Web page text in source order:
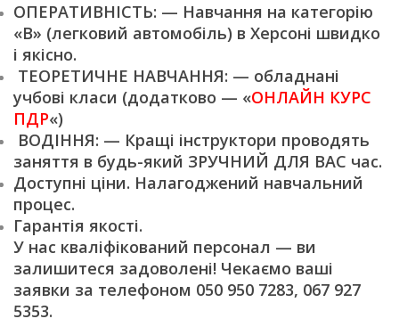
ОПЕРАТИВНІСТЬ: — Навчання на категорію
«В» (легковий автомобіль) в Херсоні швидко
і якісно.
ТЕОРЕТИЧНЕ НАВЧАННЯ: — обладнані
учбові класи (додатково — «ОНЛАЙН КУРС
ПДР«)
ВОДІННЯ: — Кращі інструктори проводять
заняття в будь-який ЗРУЧНИЙ ДЛЯ ВАС час.
Доступні ціни. Налагоджений навчальний
процес.
Гарантія якості.
У нас кваліфікований персонал — ви
залишитеся задоволені! Чекаємо ваші
заявки за телефоном 050 950 7283, 067 927
5353.